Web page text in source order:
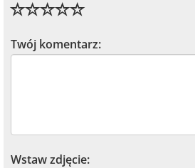
Twój komentarz:
Wstaw zdjęcie: